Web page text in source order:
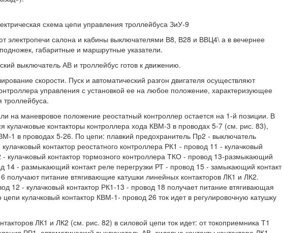
схема цепи управления троллейбуса ЗиУ-9
электропечи салона и кабины выключателями В8, В28 и ВВЦ4\ а в вечернее
габаритные и маршрутные указатели.
выключатель АВ и троллейбус готов к движению.
скорости. Пуск и автоматический разгон двигателя осуществляют
управления с установкой ее на любое положение, характеризующее
троллейбуса.
на маневровое положение реостатный контроллер остается на 1-й позиции. В
кулачковые контакторы контроллера хода КВМ-3 в проводах 5-7 (см. рис. 83),
1 в проводах 5-26. По цепи: плавкий предохранитель Пр2 - выключатель
контактор реостатного контроллера РК1 - провод 11 - кулачковый
кулачковый контактор тормозного контроллера ТКО - провод 13-размыкающий
14 - размыкающий контакт реле перегрузки РТ - провод 15 - замыкающий контакт
получают питание втягивающие катушки линейных контакторов ЛК1 и ЛК2.
12 - кулачковый контактор РК1-13 - провод 18 получает питание втягивающая
кулачковый контактор КВМ-1- провод 26 ток идет в регулировочную катушку
ЛК1 и ЛК2 (см. рис. 82) в силовой цепи ток идет: от токоприемника Т1